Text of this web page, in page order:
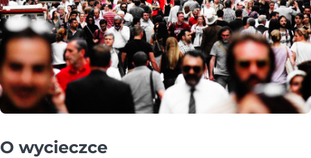
O wycieczce